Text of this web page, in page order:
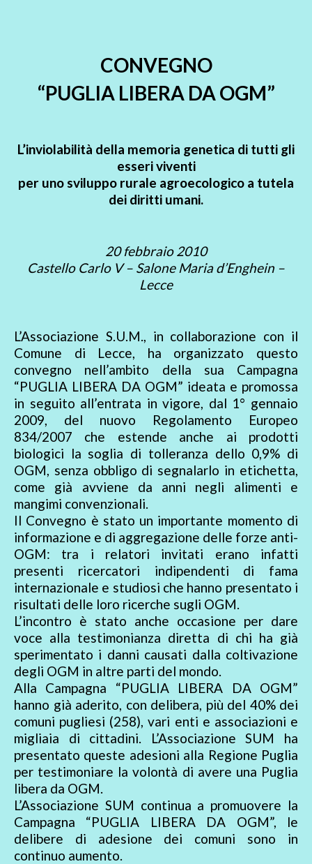
CONVEGNO
“PUGLIA LIBERA DA OGM”
L’inviolabilità della memoria genetica di tutti gli
esseri viventi
per uno sviluppo rurale agroecologico a tutela
dei diritti umani.
20 febbraio 2010
Castello Carlo V – Salone Maria d’Enghein –
Lecce
L’Associazione S.U.M., in collaborazione con il
Comune di Lecce, ha organizzato questo
convegno nell’ambito della sua Campagna
“PUGLIA LIBERA DA OGM” ideata e promossa
in seguito all’entrata in vigore, dal 1° gennaio
2009, del nuovo Regolamento Europeo
834/2007 che estende anche ai prodotti
biologici la soglia di tolleranza dello 0,9% di
OGM, senza obbligo di segnalarlo in etichetta,
come già avviene da anni negli alimenti e
mangimi convenzionali.
Il Convegno è stato un importante momento di
informazione e di aggregazione delle forze anti-
OGM: tra i relatori invitati erano infatti
presenti ricercatori indipendenti di fama
internazionale e studiosi che hanno presentato i
risultati delle loro ricerche sugli OGM.
L’incontro è stato anche occasione per dare
voce alla testimonianza diretta di chi ha già
sperimentato i danni causati dalla coltivazione
degli OGM in altre parti del mondo.
Alla Campagna “PUGLIA LIBERA DA OGM”
hanno già aderito, con delibera, più del 40% dei
comuni pugliesi (258), vari enti e associazioni e
migliaia di cittadini. L’Associazione SUM ha
presentato queste adesioni alla Regione Puglia
per testimoniare la volontà di avere una Puglia
libera da OGM.
L’Associazione SUM continua a promuovere la
Campagna “PUGLIA LIBERA DA OGM”, le
delibere di adesione dei comuni sono in
continuo aumento.